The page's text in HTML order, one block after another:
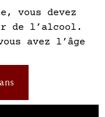
de vins
vous devez
de l’alcool.
avez l’âge